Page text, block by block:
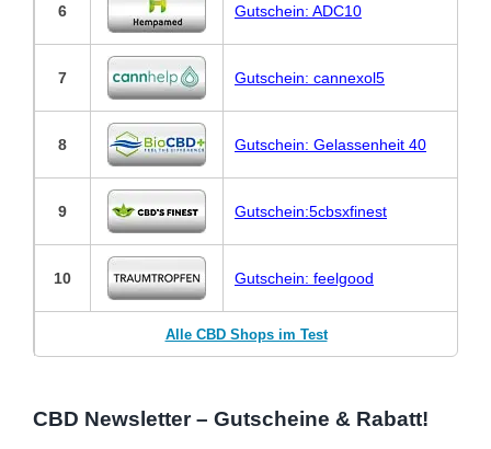
6 Gutschein: ADC10
7 Gutschein: cannexol5
8 Gutschein: Gelassenheit 40
9 Gutschein:5cbsxfinest
10 Gutschein: feelgood
Alle CBD Shops im Test
CBD Newsletter – Gutscheine & Rabatt!